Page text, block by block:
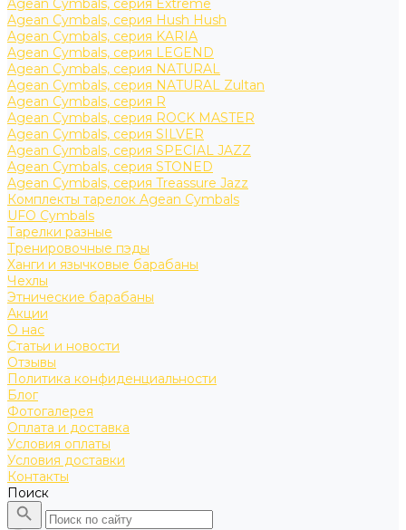
Agean Cymbals, серия Extreme
Agean Cymbals, серия Hush Hush
Agean Cymbals, серия KARIA
Agean Cymbals, серия LEGEND
Agean Cymbals, серия NATURAL
Agean Cymbals, серия NATURAL Zultan
Agean Cymbals, серия R
Agean Cymbals, серия ROCK MASTER
Agean Cymbals, серия SILVER
Agean Cymbals, серия SPECIAL JAZZ
Agean Cymbals, серия STONED
Agean Cymbals, серия Treassure Jazz
Комплекты тарелок Agean Cymbals
UFO Cymbals
Тарелки разные
Тренировочные пэды
Ханги и язычковые барабаны
Чехлы
Этнические барабаны
Акции
О нас
Статьи и новости
Отзывы
Политика конфиденциальности
Блог
Фотогалерея
Оплата и доставка
Условия оплаты
Условия доставки
Контакты
Поиск